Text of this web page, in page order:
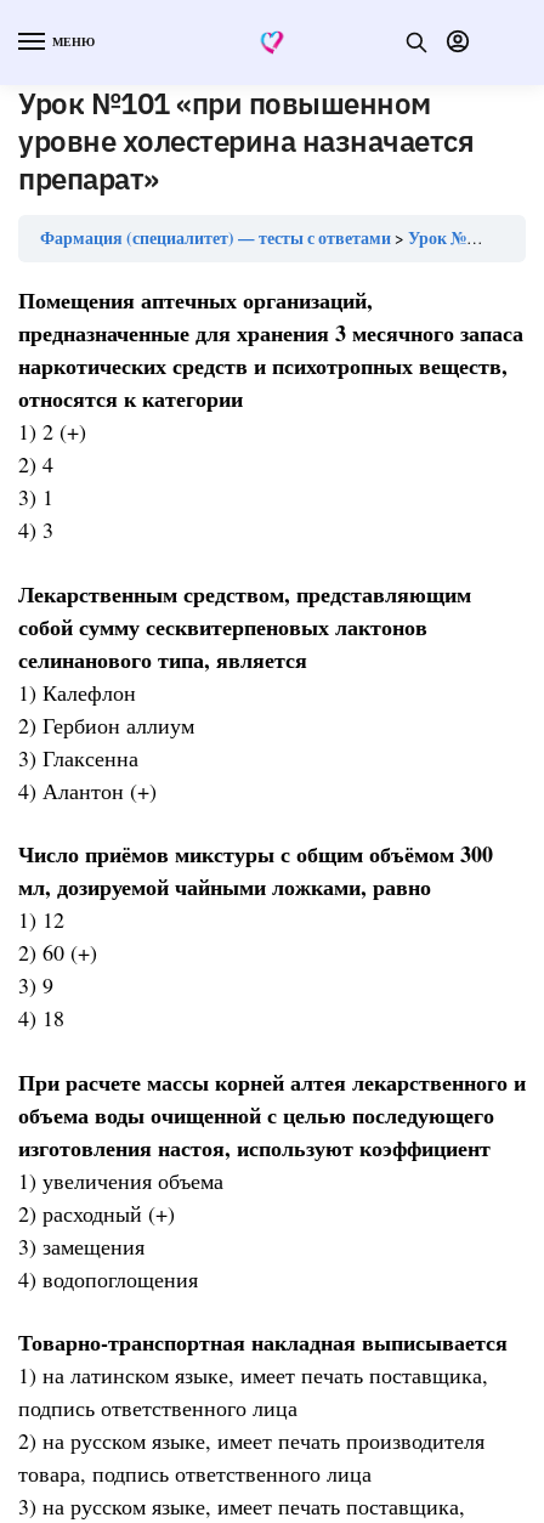
МЕНЮ
Урок №101 «при повышенном
уровне холестерина назначается
препарат»
Фармация (специалитет) — тесты с ответами Урок №101 «при повышенном уровне холестерина назначается препарат»
Помещения аптечных организаций,
предназначенные для хранения 3 месячного запаса
наркотических средств и психотропных веществ,
относятся к категории
1) 2 (+)
2) 4
3) 1
4) 3
Лекарственным средством, представляющим
собой сумму сесквитерпеновых лактонов
селинанового типа, является
1) Калефлон
2) Гербион аллиум
3) Глаксенна
4) Алантон (+)
Число приёмов микстуры с общим объёмом 300
мл, дозируемой чайными ложками, равно
1) 12
2) 60 (+)
3) 9
4) 18
При расчете массы корней алтея лекарственного и
объема воды очищенной с целью последующего
изготовления настоя, используют коэффициент
1) увеличения объема
2) расходный (+)
3) замещения
4) водопоглощения
Товарно-транспортная накладная выписывается
1) на латинском языке, имеет печать поставщика,
подпись ответственного лица
2) на русском языке, имеет печать производителя
товара, подпись ответственного лица
3) на русском языке, имеет печать поставщика,